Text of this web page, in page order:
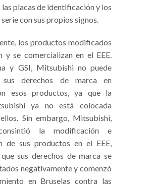
placas de identificación y los
con sus propios signos.
los productos modificados
y se comercializan en el EEE.
y GSI, Mitsubishi no puede
sus derechos de marca en
esos productos, ya que la
ya no está colocada
Sin embargo, Mitsubishi,
la modificación e
de sus productos en el EEE,
sus derechos de marca se
negativamente y comenzó
en Bruselas contra las